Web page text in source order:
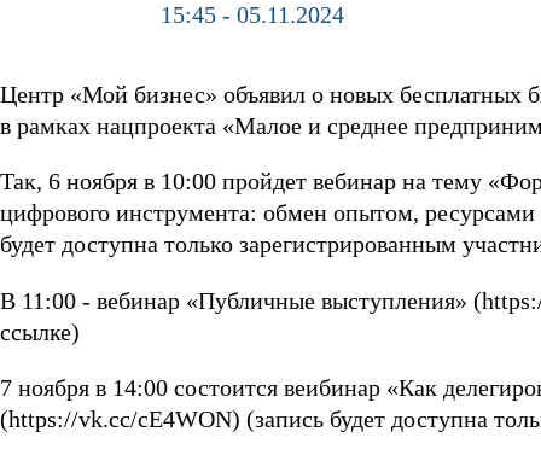
15:45 - 05.11.2024
Центр «Мой бизнес» объявил о новых бесплатных
в рамках нацпроекта «Малое и среднее
Так, 6 ноября в 10:00 пройдет вебинар на тему
цифрового инструмента: обмен опытом,
будет доступна только зарегистрированным
В 11:00 - вебинар «Публичные выступления»
ссылке)
7 ноября в 14:00 состоится веибинар «Как
(https://vk.cc/cE4WON) (запись будет доступна